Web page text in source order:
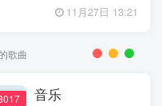
11月27日 13:21
歌曲
音乐
2月16日 19:11
片头曲 2月16日 19:11